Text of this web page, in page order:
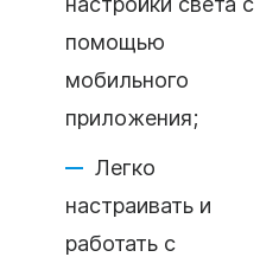
помощью
мобильного
приложения;
Легко
настраивать и
работать с